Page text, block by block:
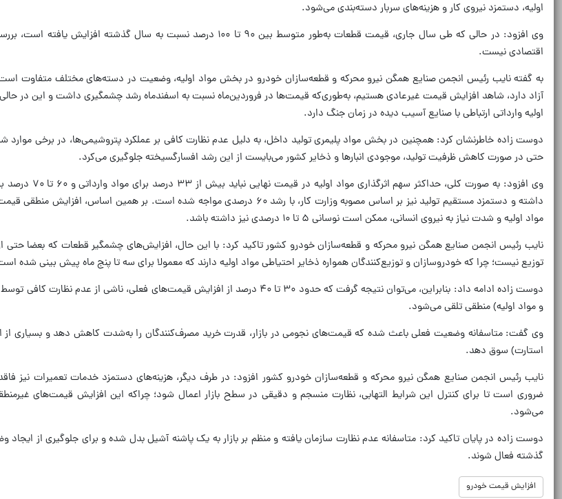
اولیه، دستمزد نیروی کار و هزینه‌های سربار دسته‌بندی می‌شود.
وی افزود: در حالی که طی سال جاری، قیمت قطعات به‌طور متوسط بین ۹۰ تا ۱۰۰
اقتصادی نیست.
به گفته نایب رئیس انجمن صنایع همگن نیرو محرکه و قطعه‌سازان خودرو در بخش مواد اولیه، وضعیت در دسته‌های مختلف متفاوت است؛
آزاد دارد، شاهد افزایش قیمت غیرعادی هستیم، به‌طوری‌که قیمت‌ها در فروردین‌ماه نسبت به اسفندماه رشد چشمگیری داشت و این در
اولیه وارداتی ارتباطی با صنایع آسیب دیده در زمان جنگ دارد.
حتی در صورت کاهش ظرفیت تولید، موجودی انبارها و ذخایر کشور می‌بایست از این رشد افسارگسیخته جلوگیری می‌کرد.
وی افزود: به
مواد اولیه و شدت نیاز به نیروی انسانی، ممکن است نوسانی ۵ تا ۱۰ درصدی نیز داشته باشد.
توزیع نیست؛ چرا که خودروسازان و توزیع‌کنندگان همواره ذخایر احتیاطی مواد اولیه دارند که معمولا برای سه تا پنج ماه پیش بینی شده
و مواد اولیه) منطقی تلقی می‌شود.
وی گفت: متاسفانه وضعیت فعلی باعث شده که قیمت‌های نجومی در بازار، قدرت خرید مصرف‌کنندگان را به‌شدت کاهش دهد و بسیاری از
استارت) سوق دهد.
نایب رئیس انجمن صنایع همگن نیرو محرکه و قطعه‌سازان خودرو کشور افزود: در طرف دیگر، هزینه‌های دستمزد خدمات تعمیرات نیز
ضروری است تا برای کنترل این شرایط التهابی، نظارت منسجم و دقیقی در سطح بازار اعمال شود؛ چراکه این افزایش قیمت‌های
می‌شود.
دوست زاده در پایان تاکید کرد: متاسفانه عدم نظارت سازمان یافته و منظم بر بازار به یک پاشنه آشیل بدل شده و برای جلوگیری از ایجاد
گذشته فعال شوند.
افزایش قیمت خودرو